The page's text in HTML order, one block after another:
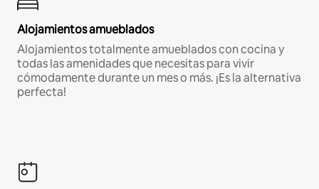
Alojamientos amueblados
Alojamientos totalmente amueblados con cocina y
todas las amenidades que necesitas para vivir
cómodamente durante un mes o más. ¡Es la alternativa
perfecta!